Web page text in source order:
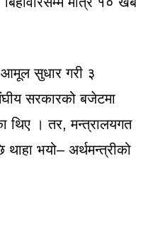
आमूल सुधार गरी ३
सरकारको बजेटमा
थिए । तर, मन्त्रालयगत
भयो– अर्थमन्त्रीको